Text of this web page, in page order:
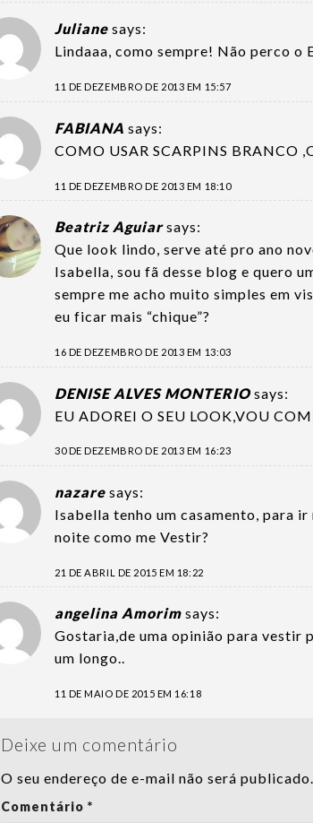
Juliane says:
Lindaaa, como sempre! Não perco o
11 DE DEZEMBRO DE 2013 EM 15:57
FABIANA says:
COMO USAR SCARPINS BRANCO
11 DE DEZEMBRO DE 2013 EM 18:10
Beatriz Aguiar says:
Que look lindo, serve até pro ano
Isabella, sou fã desse blog e quero
sempre me acho muito simples em
eu ficar mais “chique”?
16 DE DEZEMBRO DE 2013 EM 13:03
DENISE ALVES MONTERIO says:
EU ADOREI O SEU LOOK,VOU
30 DE DEZEMBRO DE 2013 EM 16:23
nazare says:
Isabella tenho um casamento, para
noite como me Vestir?
21 DE ABRIL DE 2015 EM 18:22
angelina Amorim says:
Gostaria,de uma opinião para vestir
um longo..
11 DE MAIO DE 2015 EM 16:18
Deixe um comentário
O seu endereço de e-mail não será publicado.
Comentário *